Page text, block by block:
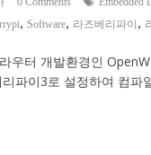
, Software, 라즈베리파이 ,
우터 개발환경인
파이3로 설정하여 컴파